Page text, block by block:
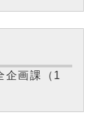
企画課（1